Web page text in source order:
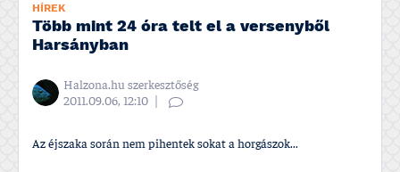
HÍREK
Több mint 24 óra telt el a versenyből
Harsányban
Halzona.hu szerkesztőség
2011.09.06, 12:10
Az éjszaka során nem pihentek sokat a horgászok...